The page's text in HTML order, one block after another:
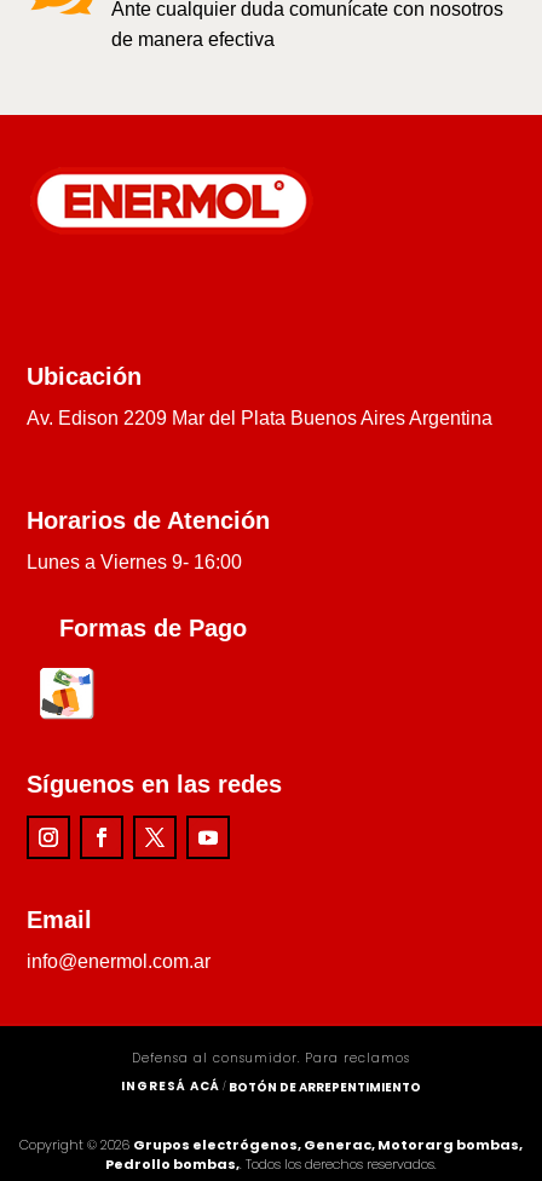
Ante cualquier duda comunícate con nosotros
de manera efectiva
Ubicación
Av. Edison 2209 Mar del Plata Buenos Aires Argentina
Horarios de Atención
Lunes a Viernes 9- 16:00
Formas de Pago
Síguenos en las redes
Email
info@enermol.com.ar
Defensa al consumidor. Para reclamos
INGRESÁ ACÁ / BOTÓN DE ARREPENTIMIENTO
Copyright © 2026 Grupos electrógenos, Generac, Motorarg bombas,
Pedrollo bombas,. Todos los derechos reservados.